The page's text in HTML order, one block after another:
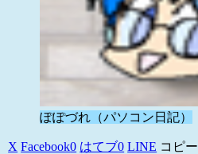
ぽぽづれ（パソコン日記）
X Facebook0 はてブ0 LINE コピー